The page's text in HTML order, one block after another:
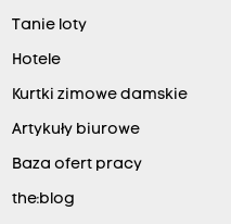
Tanie loty
Hotele
Kurtki zimowe damskie
Artykuły biurowe
Baza ofert pracy
the:blog